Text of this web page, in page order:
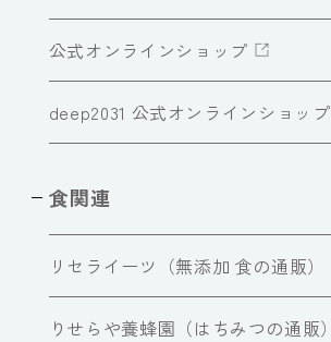
公式オンラインショップ
deep2031 公式オンラインショップ
食関連
リセライーツ（無添加 食の通販）
りせらや養蜂園（はちみつの通販）